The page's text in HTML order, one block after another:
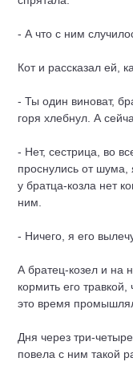
- А что с ним
Кот и рассказал ей,
- Ты один виноват,
горя хлебнул. А
- Нет, сестрица, во
проснулись от шума,
у братца-козла нет
ним.
- Ничего, я его
А братец-козел и на
кормить его
это время
Дня через три-
повела с ним такой